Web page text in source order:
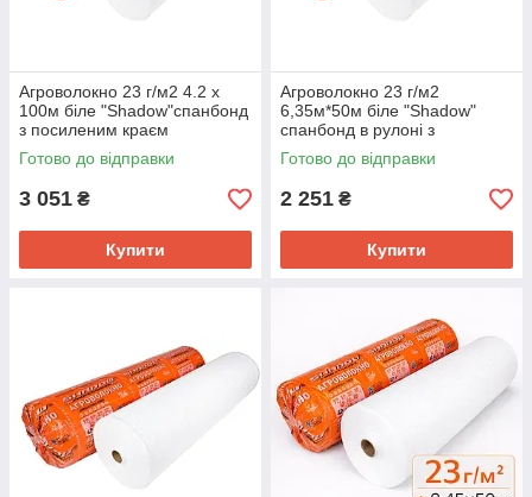
Агроволокно 23 г/м2 4.2 х
100м біле "Shadow"спанбонд
з посиленим краєм
Готово до відправки
3 051 ₴
Купити
Агроволокно 23 г/м2
6,35м*50м біле "Shadow"
спанбонд в рулоні з
посиленим краєм
Готово до відправки
2 251 ₴
Купити